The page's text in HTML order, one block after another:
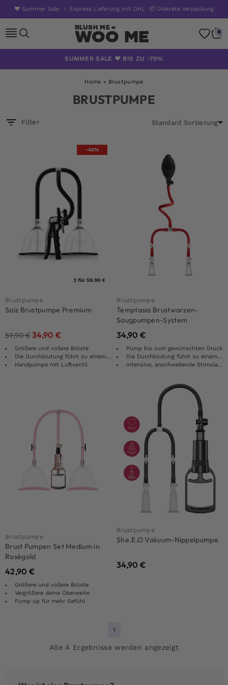
❤️ Summer Sale ✨ Express Lieferung mit DHL 📦 Diskrete Verpackung
Woo Me 0
SUMMER SALE ❤️ BIS ZU -70%
Home » Brustpumpe
BRUSTPUMPE
Filter
-42%
2 für 59.90 €
Brustpumpe
Saiz Brustpumpe Premium
59,90€34,90 €
Größere und vollere Brüste
Die Durchblutung führt zu einem unglaublich aufregenden Reiz
Handpumpe mit Luftventil
Brustpumpe
Temptasia Brustwarzen-
Saugpumpen-System
34,90 €
Pump bis zum gewünschten Druck
Die Durchblutung führt zu einem unglaublich aufregenden Reiz
Intensive, anschwellende Stimulation
Brustpumpe
Brust Pumpen Set Medium in
Roségold
42,90 €
Größere und vollere Brüste
Vergrößere deine Oberweite
Pump up für mehr Gefühl
Brustpumpe
She.E.O Vakuum-Nippelpumpe
34,90 €
1
Alle 4 Ergebnisse werden angezeigt